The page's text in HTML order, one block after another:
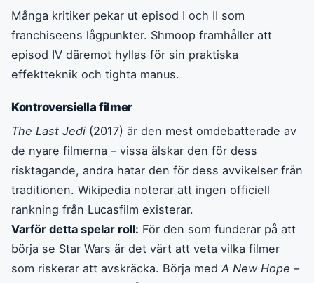
Många kritiker pekar ut episod I och II som
franchiseens lågpunkter. Shmoop framhåller att
episod IV däremot hyllas för sin praktiska
effektteknik och tighta manus.
Kontroversiella filmer
The Last Jedi (2017) är den mest omdebatterade av
de nyare filmerna – vissa älskar den för dess
risktagande, andra hatar den för dess avvikelser från
traditionen. Wikipedia noterar att ingen officiell
rankning från Lucasfilm existerar.
Varför detta spelar roll: För den som funderar på att
börja se Star Wars är det värt att veta vilka filmer
som riskerar att avskräcka. Börja med A New Hope –